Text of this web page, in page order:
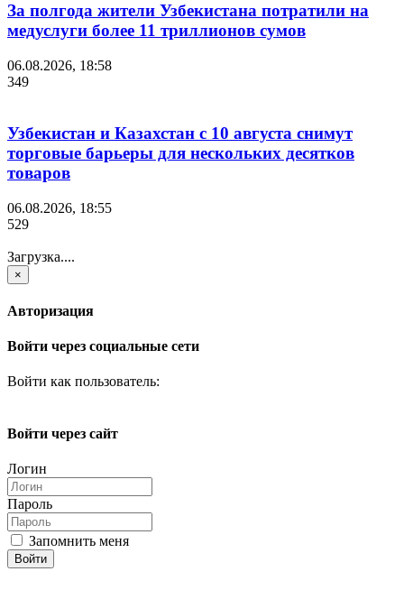
За полгода жители Узбекистана потратили на
медуслуги более 11 триллионов сумов
06.08.2026, 18:58
349
Узбекистан и Казахстан с 10 августа снимут
торговые барьеры для нескольких десятков
товаров
06.08.2026, 18:55
529
Загрузка....
×
Авторизация
Войти через социальные сети
Войти как пользователь:
Войти через сайт
Логин
Пароль
Запомнить меня